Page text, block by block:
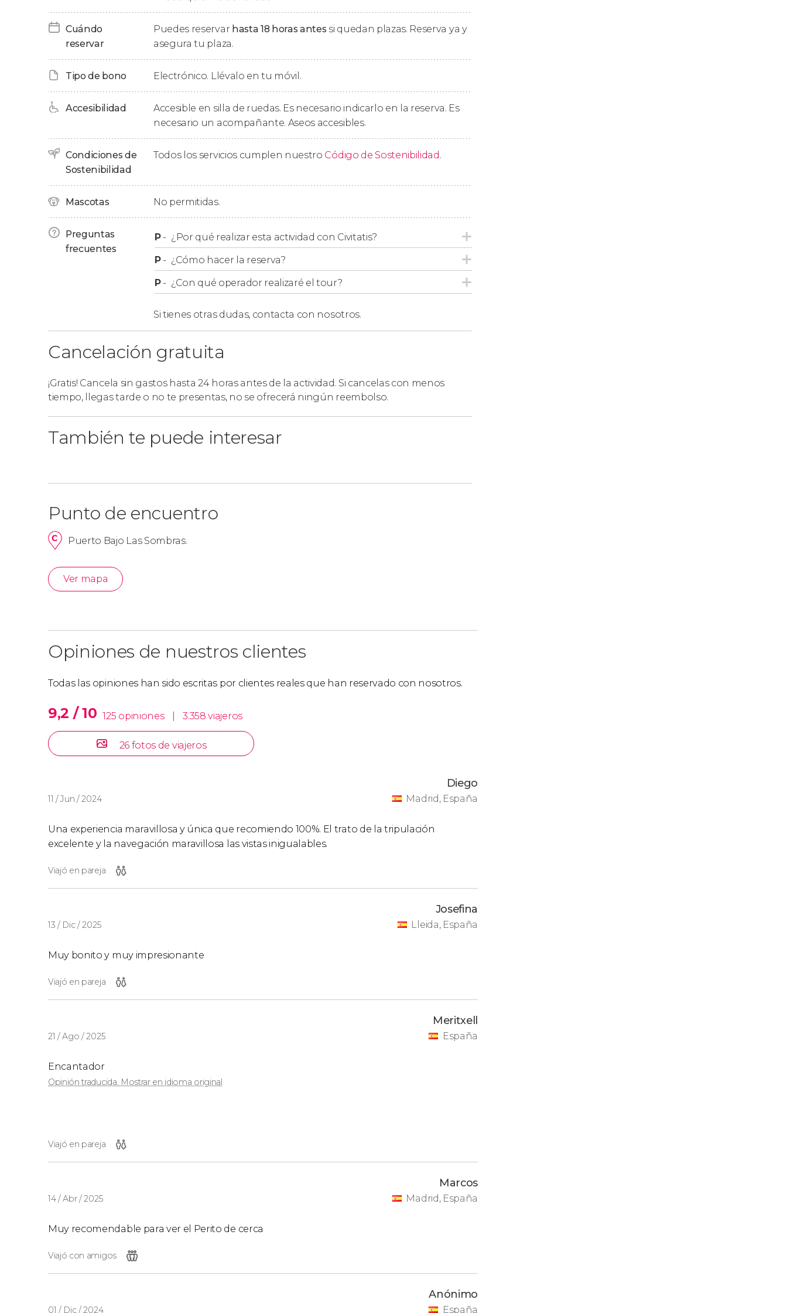
Durante el proceso de reserva, se os pedirá una foto del pasaporte
. El envío de la foto es
obligatorio para que la reserva quede confirmada.
Cuándo
reservar
Puedes reservar hasta 18 horas antes si quedan plazas. Reserva ya y
asegura tu plaza.
Tipo de bono Electrónico. Llévalo en tu móvil.
Accesibilidad
Accesible en silla de ruedas. Es necesario indicarlo en la reserva. Es
necesario un acompañante. Aseos accesibles.
Condiciones de
Sostenibilidad
Todos los servicios cumplen nuestro Código de Sostenibilidad .
Mascotas No permitidas.
Preguntas
frecuentes
P- ¿Por qué realizar esta actividad con Civitatis?
P- ¿Cómo hacer la reserva?
P- ¿Con qué operador realizaré el tour?
Si tienes otras dudas, contacta con nosotros.
Cancelación gratuita
¡Gratis! Cancela sin gastos hasta 24 horas antes de la actividad. Si cancelas con menos
tiempo, llegas tarde o no te presentas, no se ofrecerá ningún reembolso.
También te puede interesar
Punto de encuentro
Puerto Bajo Las Sombras.
Ver mapa
Opiniones de nuestros clientes
Todas las opiniones han sido escritas por clientes reales que han reservado con nosotros.
9,2 / 10 125 opiniones 3.358 viajeros
26 fotos de viajeros
11 / Jun / 2024
Diego
Madrid, España
Una experiencia maravillosa y única que recomiendo 100%. El trato de la tripulación
excelente y la navegación maravillosa las vistas inigualables.
Viajó en pareja
13 / Dic / 2025
Josefina
Lleida, España
Muy bonito y muy impresionante
Viajó en pareja
21 / Ago / 2025
Meritxell
España
Encantador
Opinión traducida. Mostrar en idioma original
Viajó en pareja
14 / Abr / 2025
Marcos
Madrid, España
Muy recomendable para ver el Perito de cerca
Viajó con amigos
01 / Dic / 2024
Anónimo
España